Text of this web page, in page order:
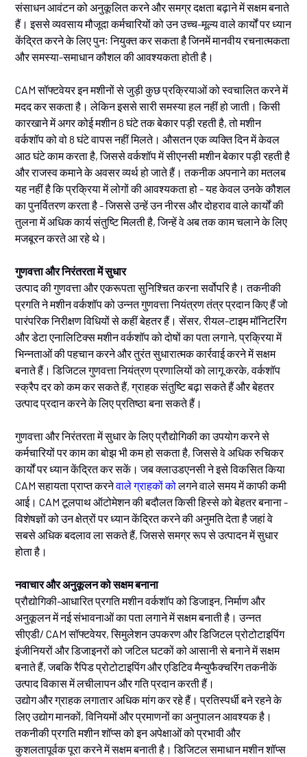
संसाधन आवंटन को अनुकूलित करने और समग्र दक्षता बढ़ाने में सक्षम बनाते
हैं। इससे व्यवसाय मौजूदा कर्मचारियों को उन उच्च-मूल्य वाले कार्यों पर ध्यान
केंद्रित करने के लिए पुनः नियुक्त कर सकता है जिनमें मानवीय रचनात्मकता
और समस्या-समाधान कौशल की आवश्यकता होती है।
CAM सॉफ्टवेयर इन मशीनों से जुड़ी कुछ प्रक्रियाओं को स्वचालित करने में
मदद कर सकता है। लेकिन इससे सारी समस्या हल नहीं हो जाती। किसी
कारखाने में अगर कोई मशीन 8 घंटे तक बेकार पड़ी रहती है, तो मशीन
वर्कशॉप को वो 8 घंटे वापस नहीं मिलते। औसतन एक व्यक्ति दिन में केवल
आठ घंटे काम करता है, जिससे वर्कशॉप में सीएनसी मशीन बेकार पड़ी रहती है
और राजस्व कमाने के अवसर व्यर्थ हो जाते हैं। तकनीक अपनाने का मतलब
यह नहीं है कि प्रक्रिया में लोगों की आवश्यकता हो - यह केवल उनके कौशल
का पुनर्वितरण करता है - जिससे उन्हें उन नीरस और दोहराव वाले कार्यों की
तुलना में अधिक कार्य संतुष्टि मिलती है, जिन्हें वे अब तक काम चलाने के लिए
मजबूरन करते आ रहे थे।
गुणवत्ता और निरंतरता में सुधार
उत्पाद की गुणवत्ता और एकरूपता सुनिश्चित करना सर्वोपरि है। तकनीकी
प्रगति ने मशीन वर्कशॉप को उन्नत गुणवत्ता नियंत्रण तंत्र प्रदान किए हैं जो
पारंपरिक निरीक्षण विधियों से कहीं बेहतर हैं। सेंसर, रीयल-टाइम मॉनिटरिंग
और डेटा एनालिटिक्स मशीन वर्कशॉप को दोषों का पता लगाने, प्रक्रिया में
भिन्नताओं की पहचान करने और तुरंत सुधारात्मक कार्रवाई करने में सक्षम
बनाते हैं। डिजिटल गुणवत्ता नियंत्रण प्रणालियों को लागू करके, वर्कशॉप
स्क्रैप दर को कम कर सकते हैं, ग्राहक संतुष्टि बढ़ा सकते हैं और बेहतर
उत्पाद प्रदान करने के लिए प्रतिष्ठा बना सकते हैं।
गुणवत्ता और निरंतरता में सुधार के लिए प्रौद्योगिकी का उपयोग करने से
कर्मचारियों पर काम का बोझ भी कम हो सकता है, जिससे वे अधिक रुचिकर
कार्यों पर ध्यान केंद्रित कर सकें। जब क्लाउडएनसी ने इसे विकसित किया
CAM सहायता प्राप्त करनेवाले ग्राहकों कोलगने वाले समय में काफी कमी
आई। CAM टूलपाथ ऑटोमेशन की बदौलत किसी हिस्से को बेहतर बनाना -
विशेषज्ञों को उन क्षेत्रों पर ध्यान केंद्रित करने की अनुमति देता है जहां वे
सबसे अधिक बदलाव ला सकते हैं, जिससे समग्र रूप से उत्पादन में सुधार
होता है।
नवाचार और अनुकूलन को सक्षम बनाना
प्रौद्योगिकी-आधारित प्रगति मशीन वर्कशॉप को डिजाइन, निर्माण और
अनुकूलन में नई संभावनाओं का पता लगाने में सक्षम बनाती है। उन्नत
सीएडी/ CAM सॉफ्टवेयर, सिमुलेशन उपकरण और डिजिटल प्रोटोटाइपिंग
इंजीनियरों और डिजाइनरों को जटिल घटकों को आसानी से बनाने में सक्षम
बनाते हैं, जबकि रैपिड प्रोटोटाइपिंग और एडिटिव मैन्युफैक्चरिंग तकनीकें
उत्पाद विकास में लचीलापन और गति प्रदान करती हैं।
उद्योग और ग्राहक लगातार अधिक मांग कर रहे हैं। प्रतिस्पर्धी बने रहने के
लिए उद्योग मानकों, विनियमों और प्रमाणनों का अनुपालन आवश्यक है।
तकनीकी प्रगति मशीन शॉप्स को इन अपेक्षाओं को प्रभावी और
कुशलतापूर्वक पूरा करने में सक्षम बनाती है। डिजिटल समाधान मशीन शॉप्स